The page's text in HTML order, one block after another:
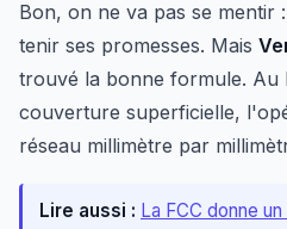
Bon, on ne va pas se mentir
tenir ses promesses. Mais
trouvé la bonne formule. Au
couverture superficielle,
réseau millimètre par
Lire aussi : La FCC donne